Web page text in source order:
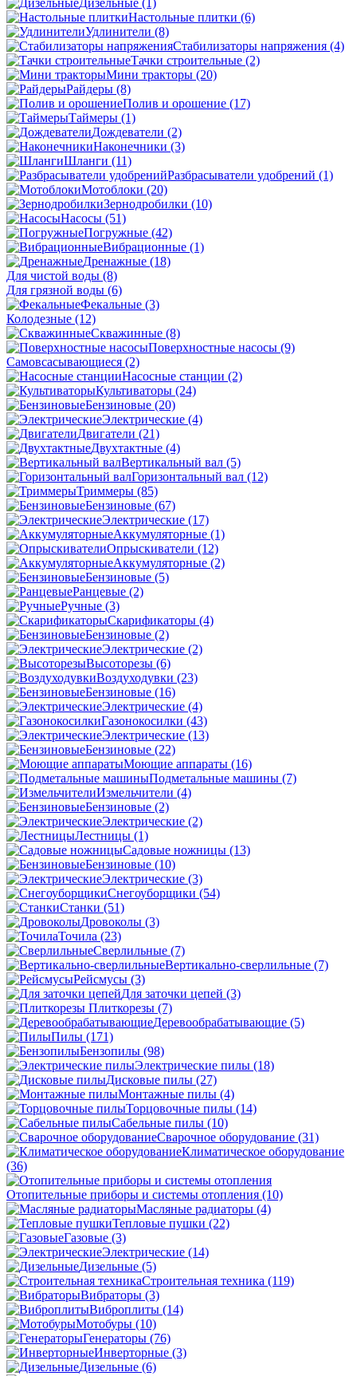
Дизельные (1)
Настольные плитки (6)
Удлинители (8)
Стабилизаторы напряжения (4)
Тачки строительные (2)
Мини тракторы (20)
Райдеры (8)
Полив и орошение (17)
Таймеры (1)
Дождеватели (2)
Наконечники (3)
Шланги (11)
Разбрасыватели удобрений (1)
Мотоблоки (20)
Зернодробилки (10)
Насосы (51)
Погружные (42)
Вибрационные (1)
Дренажные (18)
Для чистой воды (8)
Для грязной воды (6)
Фекальные (3)
Колодезные (12)
Скважинные (8)
Поверхностные насосы (9)
Самовсасывающиеся (2)
Насосные станции (2)
Культиваторы (24)
Бензиновые (20)
Электрические (4)
Двигатели (21)
Двухтактные (4)
Вертикальный вал (5)
Горизонтальный вал (12)
Триммеры (85)
Бензиновые (67)
Электрические (17)
Аккумуляторные (1)
Опрыскиватели (12)
Аккумуляторные (2)
Бензиновые (5)
Ранцевые (2)
Ручные (3)
Скарификаторы (4)
Бензиновые (2)
Электрические (2)
Высоторезы (6)
Воздуходувки (23)
Бензиновые (16)
Электрические (4)
Газонокосилки (43)
Электрические (13)
Бензиновые (22)
Моющие аппараты (16)
Подметальные машины (7)
Измельчители (4)
Бензиновые (2)
Электрические (2)
Лестницы (1)
Садовые ножницы (13)
Бензиновые (10)
Электрические (3)
Снегоуборщики (54)
Станки (51)
Дровоколы (3)
Точила (23)
Сверлильные (7)
Вертикально-сверлильные (7)
Рейсмусы (3)
Для заточки цепей (3)
Плиткорезы (7)
Деревообрабатывающие (5)
Пилы (171)
Бензопилы (98)
Электрические пилы (18)
Дисковые пилы (27)
Монтажные пилы (4)
Торцовочные пилы (14)
Сабельные пилы (10)
Сварочное оборудование (31)
Климатическое оборудование
(36)
Отопительные приборы и системы отопления (10)
Масляные радиаторы (4)
Тепловые пушки (22)
Газовые (3)
Электрические (14)
Дизельные (5)
Строительная техника (119)
Вибраторы (3)
Виброплиты (14)
Мотобуры (10)
Генераторы (76)
Инверторные (3)
Дизельные (6)